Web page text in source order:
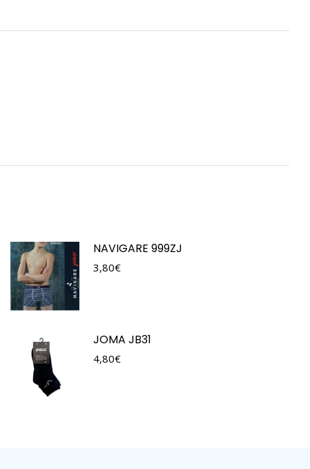
NAVIGARE 999ZJ
3,80€
JOMA JB31
4,80€